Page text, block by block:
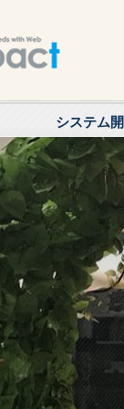
システム